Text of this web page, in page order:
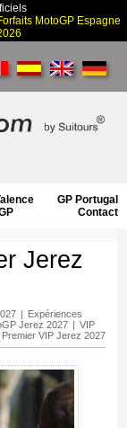
MotoGP Espagne
GP Portugal
Contact
Jerez
| Expériences
Jerez 2027 | VIP
Premier VIP Jerez 2027